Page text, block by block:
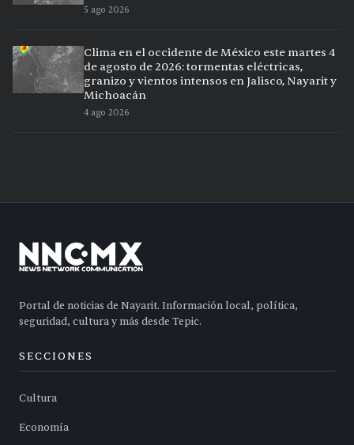
5 ago 2026
Clima en el occidente de México este martes 4
de agosto de 2026: tormentas eléctricas,
granizo y vientos intensos en Jalisco, Nayarit y
Michoacán
4 ago 2026
Portal de noticias de Nayarit. Información local, política,
seguridad, cultura y más desde Tepic.
SECCIONES
Cultura
Economía